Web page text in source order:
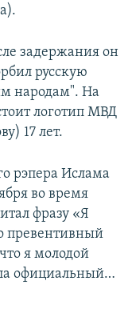
задержания он
русскую
народам". На
логотип МВД
17 лет.
рэпера Ислама
во время
фразу «Я
превентивный
я молодой
официальный…